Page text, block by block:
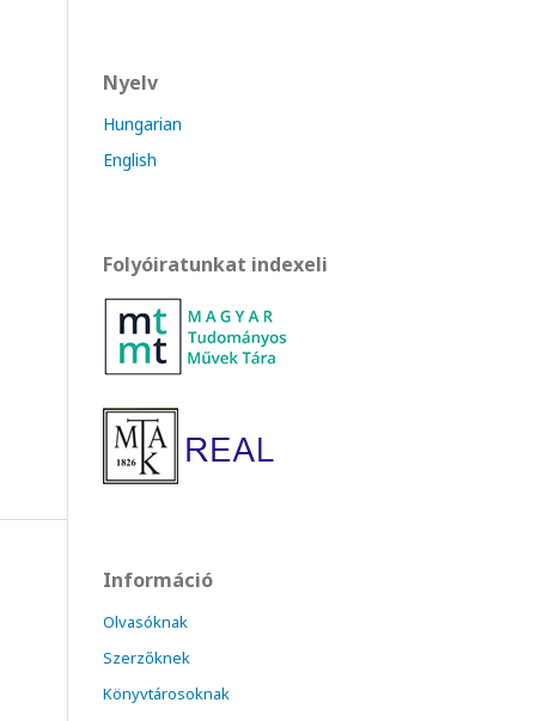
Nyelv
Hungarian
English
Folyóiratunkat indexeli
Információ
Olvasóknak
Szerzőknek
Könyvtárosoknak